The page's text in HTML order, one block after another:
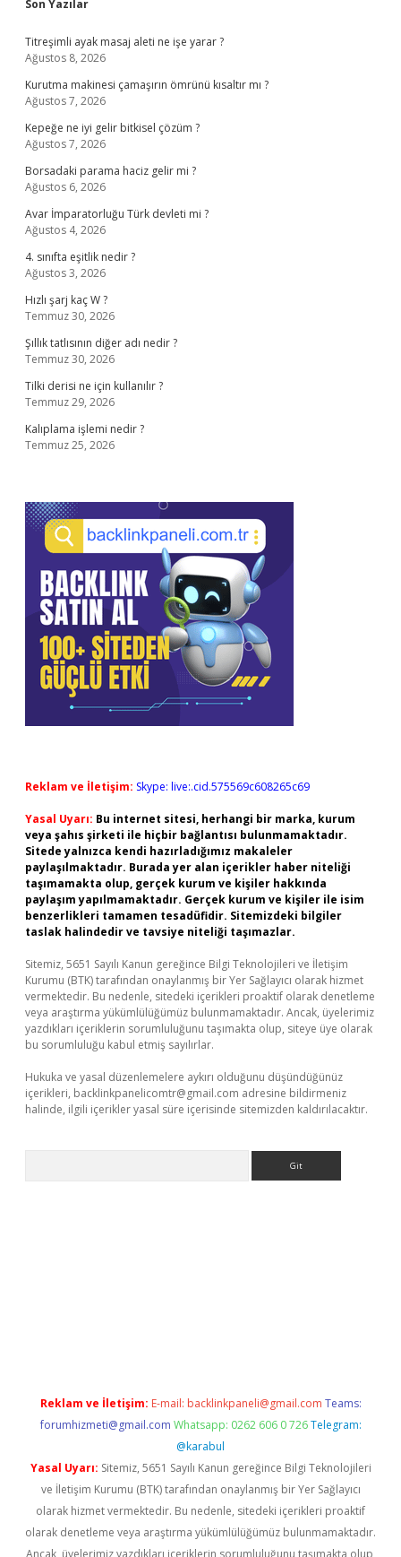
Sidebar
Son Yazılar
Titreşimli ayak masaj aleti ne işe yarar ?
Ağustos 8, 2026
Kurutma makinesi çamaşırın ömrünü kısaltır mı ?
Ağustos 7, 2026
Kepeğe ne iyi gelir bitkisel çözüm ?
Ağustos 7, 2026
Borsadaki parama haciz gelir mi ?
Ağustos 6, 2026
Avar İmparatorluğu Türk devleti mi ?
Ağustos 4, 2026
4. sınıfta eşitlik nedir ?
Ağustos 3, 2026
Hızlı şarj kaç W ?
Temmuz 30, 2026
Şıllık tatlısının diğer adı nedir ?
Temmuz 30, 2026
Tilki derisi ne için kullanılır ?
Temmuz 29, 2026
Kalıplama işlemi nedir ?
Temmuz 25, 2026
Reklam ve İletişim: Skype: live:.cid.575569c608265c69
Yasal Uyarı: Bu internet sitesi, herhangi bir marka, kurum
veya şahıs şirketi ile hiçbir bağlantısı bulunmamaktadır.
Sitede yalnızca kendi hazırladığımız makaleler
paylaşılmaktadır. Burada yer alan içerikler haber niteliği
taşımamakta olup, gerçek kurum ve kişiler hakkında
paylaşım yapılmamaktadır. Gerçek kurum ve kişiler ile isim
benzerlikleri tamamen tesadüfidir. Sitemizdeki bilgiler
taslak halindedir ve tavsiye niteliği taşımazlar.
Sitemiz, 5651 Sayılı Kanun gereğince Bilgi Teknolojileri ve İletişim
Kurumu (BTK) tarafından onaylanmış bir Yer Sağlayıcı olarak hizmet
vermektedir. Bu nedenle, sitedeki içerikleri proaktif olarak denetleme
veya araştırma yükümlülüğümüz bulunmamaktadır. Ancak, üyelerimiz
yazdıkları içeriklerin sorumluluğunu taşımakta olup, siteye üye olarak
bu sorumluluğu kabul etmiş sayılırlar.
Hukuka ve yasal düzenlemelere aykırı olduğunu düşündüğünüz
içerikleri, backlinkpanelicomtr@gmail.com adresine bildirmeniz
halinde, ilgili içerikler yasal süre içerisinde sitemizden kaldırılacaktır.
Reklam ve İletişim: E-mail: backlinkpaneli@gmail.com Teams:
forumhizmeti@gmail.com Whatsapp: 0262 606 0 726 Telegram:
@karabul
Yasal Uyarı: Sitemiz, 5651 Sayılı Kanun gereğince Bilgi Teknolojileri
ve İletişim Kurumu (BTK) tarafından onaylanmış bir Yer Sağlayıcı
olarak hizmet vermektedir. Bu nedenle, sitedeki içerikleri proaktif
olarak denetleme veya araştırma yükümlülüğümüz bulunmamaktadır.
Ancak, üyelerimiz yazdıkları içeriklerin sorumluluğunu taşımakta olup,